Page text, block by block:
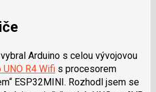
Arduino s celou vývojovou
UNO R4 Wifis procesorem
ESP32MINI. Rozhodl jsem se